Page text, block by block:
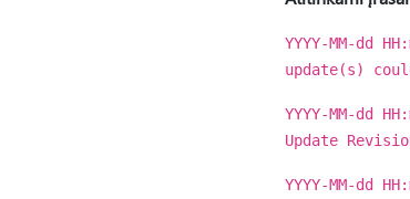
YYYY-MM-dd
update(s)
YYYY-MM-dd
Update
YYYY-MM-dd